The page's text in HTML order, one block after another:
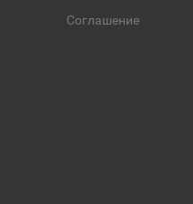
Соглашение